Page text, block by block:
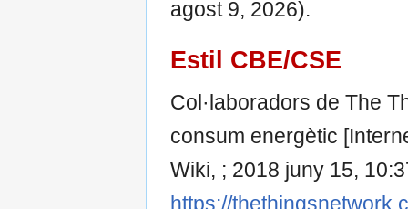
agost 9, 2026).
Estil CBE/CSE
Col·laboradors de The
consum energètic
Wiki, ; 2018 juny 15,
https://